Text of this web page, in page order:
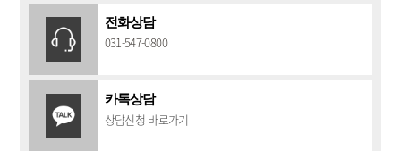
전화상담
031-547-0800
카톡상담
상담신청 바로가기